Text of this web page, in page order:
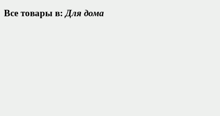
Все товары в: Для дома